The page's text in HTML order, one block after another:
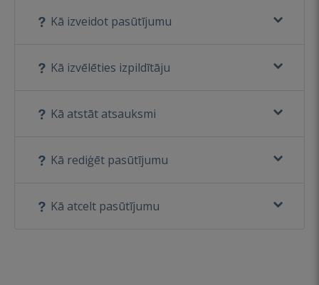
Kā izveidot pasūtījumu
Kā izvēlēties izpildītāju
Kā atstāt atsauksmi
Kā rediģēt pasūtījumu
Kā atcelt pasūtījumu